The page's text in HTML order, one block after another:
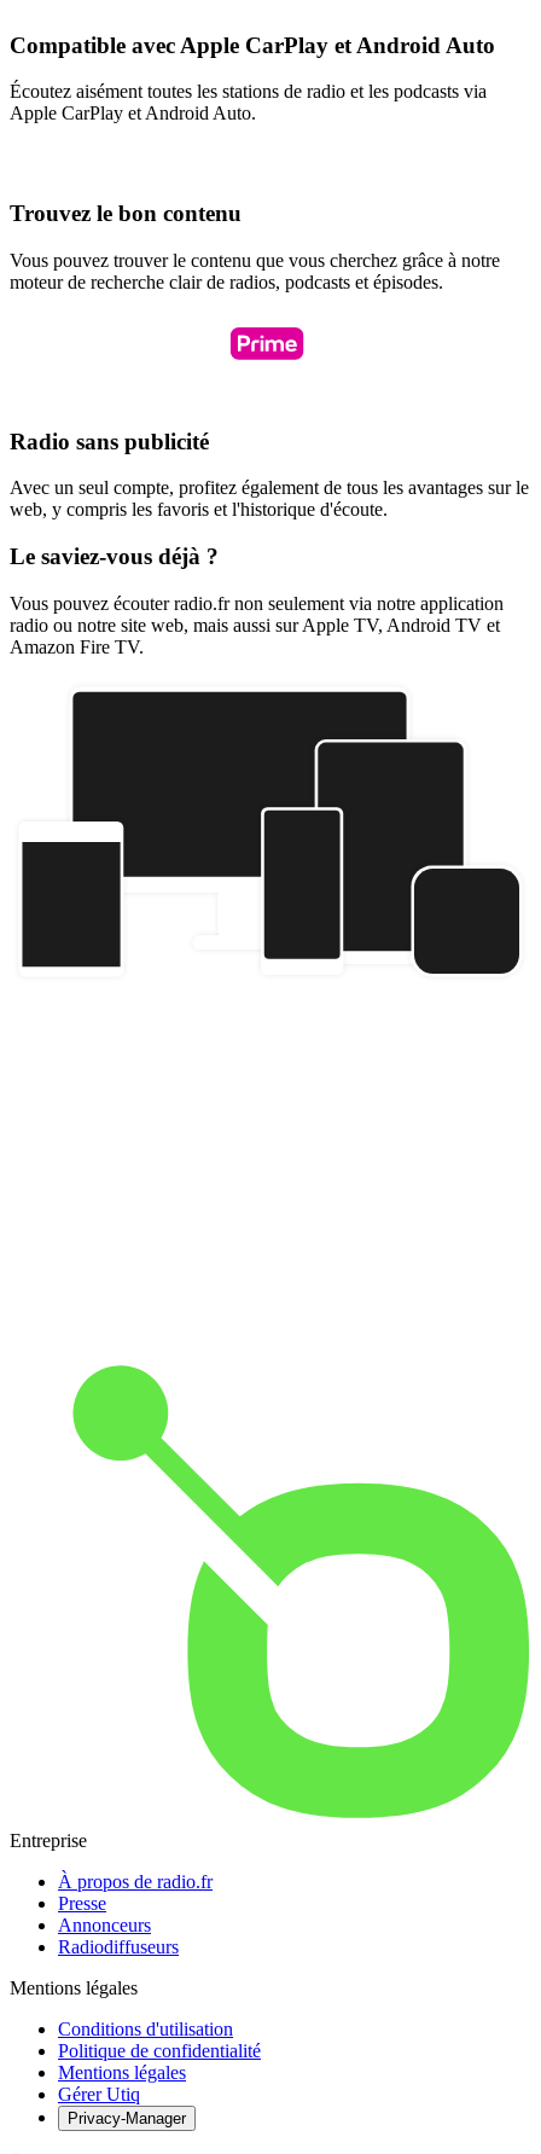
Compatible avec Apple CarPlay et Android Auto
Écoutez aisément toutes les stations de radio et les podcasts via
Apple CarPlay et Android Auto.
Trouvez le bon contenu
Vous pouvez trouver le contenu que vous cherchez grâce à notre
moteur de recherche clair de radios, podcasts et épisodes.
Radio sans publicité
Avec un seul compte, profitez également de tous les avantages sur le
web, y compris les favoris et l'historique d'écoute.
Le saviez-vous déjà ?
Vous pouvez écouter radio.fr non seulement via notre application
radio ou notre site web, mais aussi sur Apple TV, Android TV et
Amazon Fire TV.
Entreprise
À propos de radio.fr
Presse
Annonceurs
Radiodiffuseurs
Mentions légales
Conditions d'utilisation
Politique de confidentialité
Mentions légales
Gérer Utiq
Privacy-Manager